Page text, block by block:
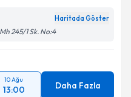
verilerimin belirtilen
ediyorum.
Gönder
Haritada Göster
245/1 Sk. No:4
10 Ağu
13:00 Daha Fazla